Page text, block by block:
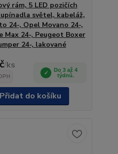
rám, 5 LED pozičích
světel, kabeláž,
24-, Opel Movano 24-,
Max 24-, Peugeot Boxer
24-, lakované
/ks
Do 3 až 4
týdnů.
Přidat do košíku